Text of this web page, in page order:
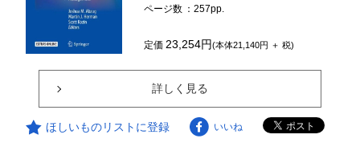
ページ数 ：257pp.
定価23,254円(本体21,140円 ＋ 税)
詳しく見る
ほしいものリストに登録 いいね